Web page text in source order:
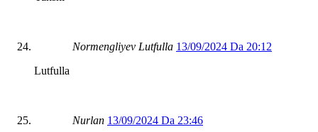
Normengliyev Lutfulla 13/09/2024 Da 20:12
Lutfulla
Nurlan 13/09/2024 Da 23:46